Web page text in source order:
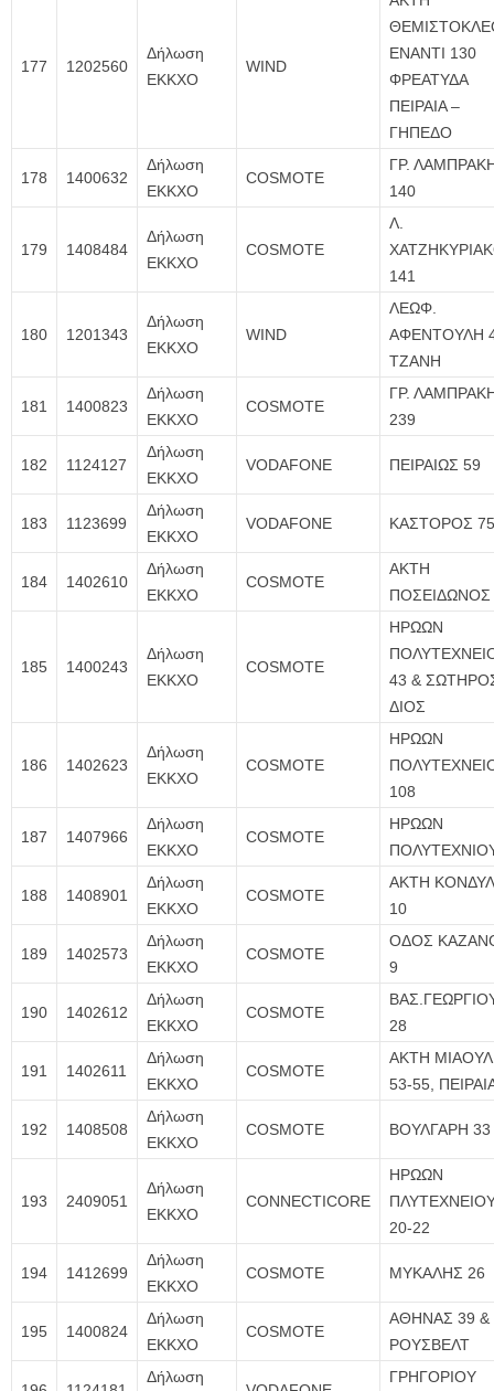
177 1202560
Δήλωση
ΕΚΚΧΟ
WIND
ΕΝΑΝΤΙ 130
ΦΡΕΑΤΥΔΑ
ΠΕΙΡΑΙΑ –
ΓΗΠΕΔΟ
178 1400632
Δήλωση
ΕΚΚΧΟ
COSMOTE
ΓΡ.
140
179 1408484
Δήλωση
ΕΚΚΧΟ
COSMOTE
Λ.
141
180 1201343
Δήλωση
ΕΚΚΧΟ
WIND
ΛΕΩΦ.
ΑΦΕΝΤΟΥΛΗ
ΤΖΑΝΗ
181 1400823
Δήλωση
ΕΚΚΧΟ
COSMOTE
ΓΡ.
239
182 1124127
Δήλωση
ΕΚΚΧΟ
VODAFONE ΠΕΙΡΑΙΩΣ 59
183 1123699
Δήλωση
ΕΚΚΧΟ
VODAFONE ΚΑΣΤΟΡΟΣ 75
184 1402610
Δήλωση
ΕΚΚΧΟ
COSMOTE
ΑΚΤΗ
ΠΟΣΕΙΔΩΝΟΣ
185 1400243
Δήλωση
ΕΚΚΧΟ
COSMOTE
ΗΡΩΩΝ
43 &
ΔΙΟΣ
186 1402623
Δήλωση
ΕΚΚΧΟ
COSMOTE
ΗΡΩΩΝ
108
187 1407966
Δήλωση
ΕΚΚΧΟ
COSMOTE
ΗΡΩΩΝ
188 1408901
Δήλωση
ΕΚΚΧΟ
COSMOTE
ΑΚΤΗ
10
189 1402573
Δήλωση
ΕΚΚΧΟ
COSMOTE
ΟΔΟΣ
9
190 1402612
Δήλωση
ΕΚΚΧΟ
COSMOTE
28
191 1402611
Δήλωση
ΕΚΚΧΟ
COSMOTE
ΑΚΤΗ
53-55,
192 1408508
Δήλωση
ΕΚΚΧΟ
COSMOTE ΒΟΥΛΓΑΡΗ 33
193 2409051
Δήλωση
ΕΚΚΧΟ
CONNECTICORE
ΗΡΩΩΝ
20-22
194 1412699
Δήλωση
ΕΚΚΧΟ
COSMOTE ΜΥΚΑΛΗΣ 26
195 1400824
Δήλωση
ΕΚΚΧΟ
COSMOTE
ΑΘΗΝΑΣ 39 &
ΡΟΥΣΒΕΛΤ
Δήλωση ΓΡΗΓΟΡΙΟΥ